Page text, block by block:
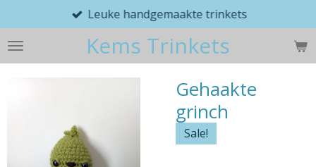
direct
naar
de
Kems Trinkets
Leuke handgemaakte trinkets
Gehaakte
grinch
Sale!